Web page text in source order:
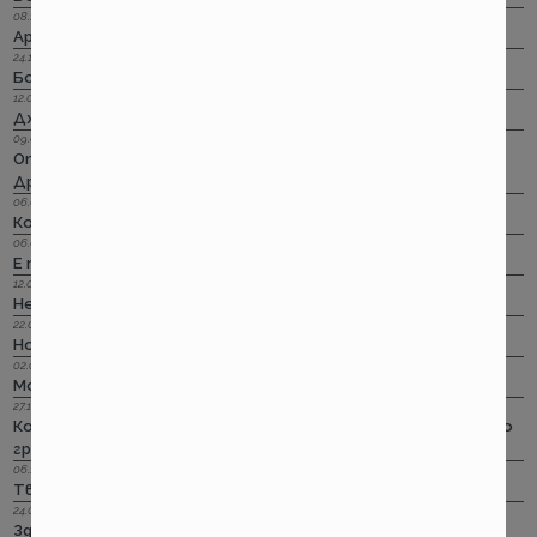
08.11.2023 г.
Армеец онлайн за щети по каско? Работи!
24.10.2023 г.
Бонус–малус : Прераждането!
12.09.2023 г.
Дженерали за пътуване в чужбина? Идеално!
09.09.2023 г.
Отпадали стикерите по гражданска отговорност?!
Дръндели! Само няма да ги лепим!
06.07.2023 г.
Корис за асистанс при пътуване в чужбина? Тц!
06.04.2023 г.
Е тъй кат стане…
12.03.2023 г.
Не си им важен!
22.02.2023 г.
Но пък лошото чувство остана... за едни 100 евро
02.01.2023 г.
Може ли и без стикер за ГО на предното стъкло?
27.10.2022 г.
Колко съществени са съществените обстоятелства по
гражданска отговорност?!
06.10.2022 г.
Твърде меки са, Сър!
24.08.2022 г.
Здравей, свят! Застрахователен